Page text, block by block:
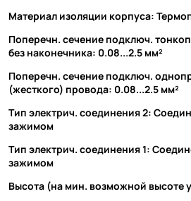
Материал изоляции корпуса:
Поперечн. сечение подключ.
без наконечника: 0.08...2.5 мм²
Поперечн. сечение подключ.
(жесткого) провода: 0.08...2.5 мм²
Тип электрич. соединения 2:
зажимом
Тип электрич. соединения 1:
зажимом
Высота (на мин. возможной высоте